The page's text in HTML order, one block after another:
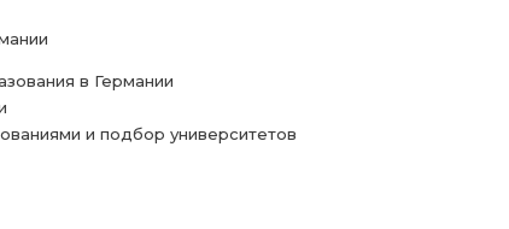
в Германии
и подбор университетов